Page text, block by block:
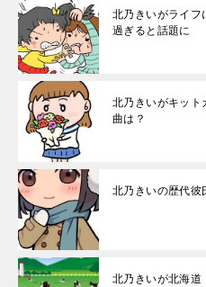
北乃きいがライフ
過ぎると話題に
北乃きいがキット
曲は？
北乃きいの歴代彼
北乃きいが北海道